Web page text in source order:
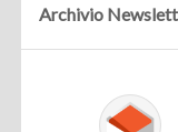
Archivio